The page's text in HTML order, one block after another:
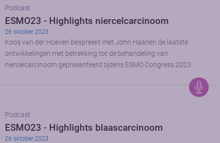
Podcast
ESMO23 - Highlights niercelcarcinoom
26 oktober 2023
Koos van der Hoeven bespreekt met John Haanen de laatste
ontwikkelingen met betrekking tot de behandeling van
niercelcarcinoom gepresenteerd tijdens ESMO Congress 2023.
Podcast
ESMO23 - Highlights blaascarcinoom
26 oktober 2023